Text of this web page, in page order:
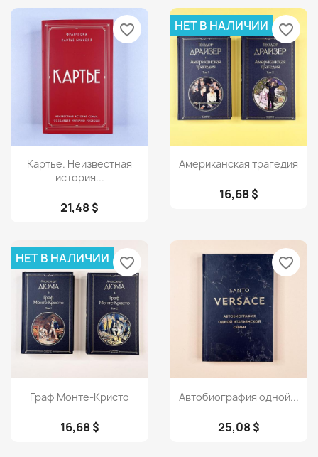
Просмотр
Картье. Неизвестная
история...
21,48 $
favorite_border
Просмотр
Американская трагедия
16,68 $
НЕТ В НАЛИЧИИ favorite_border
Просмотр
Граф Монте-Кристо
16,68 $
НЕТ В НАЛИЧИИ favorite_border
Просмотр
Автобиография одной...
25,08 $
favorite_border